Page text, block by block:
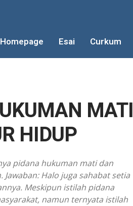
Homepage Esai Curkum
MATI
HIDUP
pidana hukuman mati dan
Halo juga sahabat setia
Meskipun istilah pidana
namun ternyata istilah